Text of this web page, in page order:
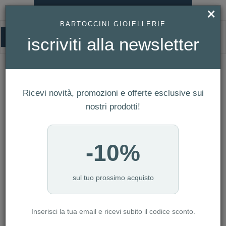
HOMEPAGE
GIOVANNI RASPINI - BRACCIALE GRUMETTA BOX REF. 12396L
Box Ref. 12396L
×
BARTOCCINI GIOIELLERIE
iscriviti alla newsletter
Ricevi novità, promozioni e offerte esclusive sui
nostri prodotti!
-10%
sul tuo prossimo acquisto
Inserisci la tua email e ricevi subito il codice sconto.
nel carrello di un altro utente!